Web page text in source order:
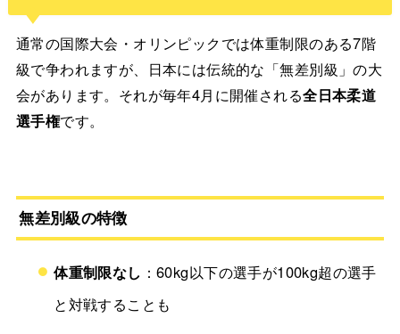
通常の国際大会・オリンピックでは体重制限のある7階
級で争われますが、日本には伝統的な「無差別級」の大
会があります。それが毎年4月に開催される全日本柔道
選手権です。
無差別級の特徴
体重制限なし ：60kg以下の選手が100kg超の選手
と対戦することも